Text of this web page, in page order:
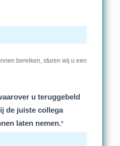
bereiken, sturen wij u een
u teruggebeld
de juiste collega
laten nemen.*